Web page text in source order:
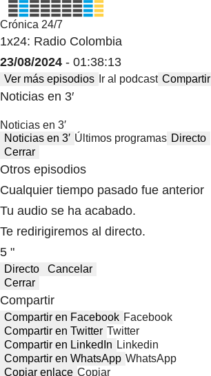
Crónica 24/7
1x24: Radio Colombia
23/08/2024 - 01:38:13
Ver más episodios Ir al podcast Compartir
Noticias en 3′
Noticias en 3′
Noticias en 3′ Últimos programas Directo
Cerrar
Otros episodios
Cualquier tiempo pasado fue anterior
Tu audio se ha acabado.
Te redirigiremos al directo.
5 "
Directo
Cancelar
Cerrar
Compartir
Compartir en Facebook Facebook
Compartir en Twitter Twitter
Compartir en LinkedIn Linkedin
Compartir en WhatsApp WhatsApp
Copiar enlace Copiar